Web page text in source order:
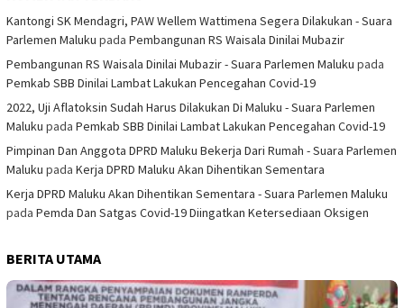
Kantongi SK Mendagri, PAW Wellem Wattimena Segera Dilakukan - Suara
Parlemen Maluku pada Pembangunan RS Waisala Dinilai Mubazir
Pembangunan RS Waisala Dinilai Mubazir - Suara Parlemen Maluku pada
Pemkab SBB Dinilai Lambat Lakukan Pencegahan Covid-19
2022, Uji Aflatoksin Sudah Harus Dilakukan Di Maluku - Suara Parlemen
Maluku pada Pemkab SBB Dinilai Lambat Lakukan Pencegahan Covid-19
Pimpinan Dan Anggota DPRD Maluku Bekerja Dari Rumah - Suara Parlemen
Maluku pada Kerja DPRD Maluku Akan Dihentikan Sementara
Kerja DPRD Maluku Akan Dihentikan Sementara - Suara Parlemen Maluku
pada Pemda Dan Satgas Covid-19 Diingatkan Ketersediaan Oksigen
BERITA UTAMA